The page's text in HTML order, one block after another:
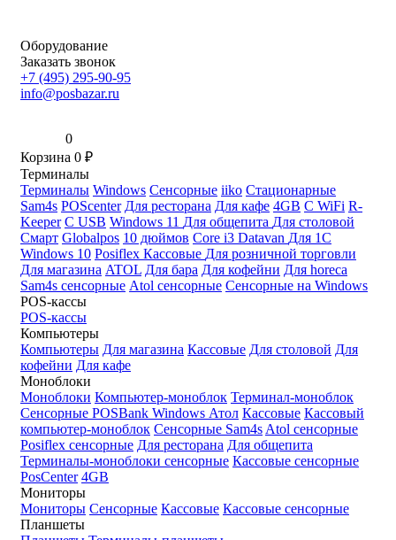
Оборудование
Заказать звонок
+7 (495) 295-90-95
info@posbazar.ru
0
Корзина 0 ₽
Терминалы
Терминалы Windows Сенсорные iiko Стационарные
Sam4s POScenter Для ресторана Для кафе 4GB С WiFi R-
Keeper С USB Windows 11 Для общепита Для столовой
Смарт Globalpos 10 дюймов Core i3 Datavan Для 1С
Windows 10 Posiflex Кассовые Для розничной торговли
Для магазина ATOL Для бара Для кофейни Для horeca
Sam4s сенсорные Atol сенсорные Сенсорные на Windows
POS-кассы
POS-кассы
Компьютеры
Компьютеры Для магазина Кассовые Для столовой Для
кофейни Для кафе
Моноблоки
Моноблоки Компьютер-моноблок Терминал-моноблок
Сенсорные POSBank Windows Атол Кассовые Кассовый
компьютер-моноблок Сенсорные Sam4s Atol сенсорные
Posiflex сенсорные Для ресторана Для общепита
Терминалы-моноблоки сенсорные Кассовые сенсорные
PosCenter 4GB
Мониторы
Мониторы Сенсорные Кассовые Кассовые сенсорные
Планшеты